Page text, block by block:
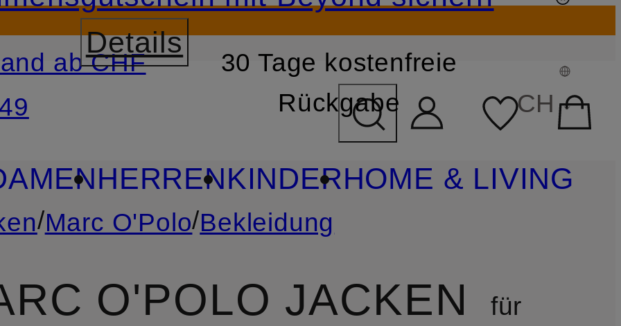
ZUM SUCHFELD ÜBERSPRINGEN
Details
ab CHF
30 Tage kostenfreie
Rückgabe
CH
HERRENKINDERHOME & LIVING
/Marc O'Polo/Bekleidung
O'POLO JACKEN
für